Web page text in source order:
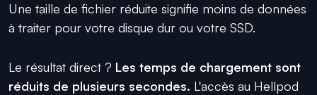
Une taille de fichier réduite signifie moins de données
à traiter pour votre disque dur ou votre SSD.
Le résultat direct ? Les temps de chargement sont
réduits de plusieurs secondes. L'accès au Hellpod